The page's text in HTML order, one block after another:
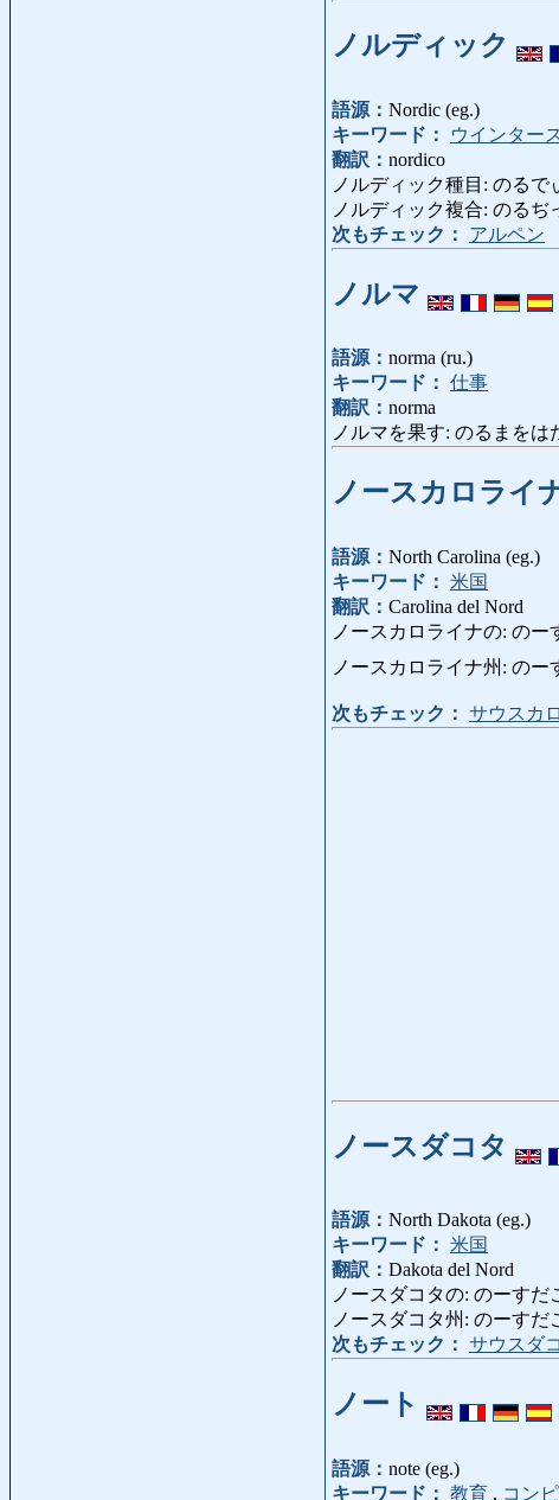
ノルディック
語源： Nordic (eg.)
キーワード：
ウインター
翻訳： nordico
ノルディック種目: のるで
ノルディック複合: のるぢ
次もチェック：
アルペン
ノルマ
語源： norma (ru.)
キーワード： 仕事
翻訳： norma
ノルマを果す: のるまをは
ノースカロライ
語源： North Carolina (eg.)
キーワード： 米国
翻訳： Carolina del Nord
ノースカロライナの: のー
ノースカロライナ州: のー
次もチェック： サウスカ
ノースダコタ
語源： North Dakota (eg.)
キーワード： 米国
翻訳： Dakota del Nord
ノースダコタの: のーすだ
ノースダコタ州: のーすだ
次もチェック： サウスダ
ノート
語源： note (eg.)
キーワード： 教育 , コン